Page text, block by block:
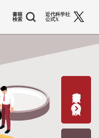
書籍
検索
近代科学社
公式X
書籍出版の応募・相談